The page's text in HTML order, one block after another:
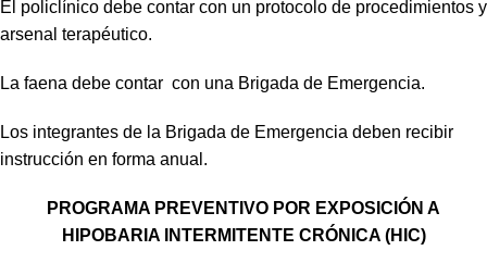
El policlínico debe contar con un protocolo de procedimientos y
arsenal terapéutico.
La faena debe contar con una Brigada de Emergencia.
Los integrantes de la Brigada de Emergencia deben recibir
instrucción en forma anual.
PROGRAMA PREVENTIVO POR EXPOSICIÓN A
HIPOBARIA INTERMITENTE CRÓNICA (HIC)